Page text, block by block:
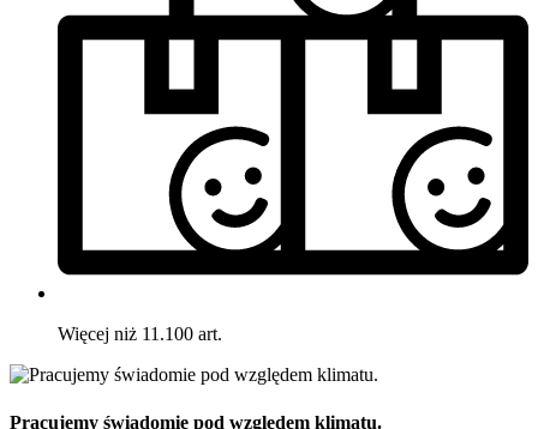
Więcej niż 11.100 art.
Pracujemy świadomie pod względem klimatu.